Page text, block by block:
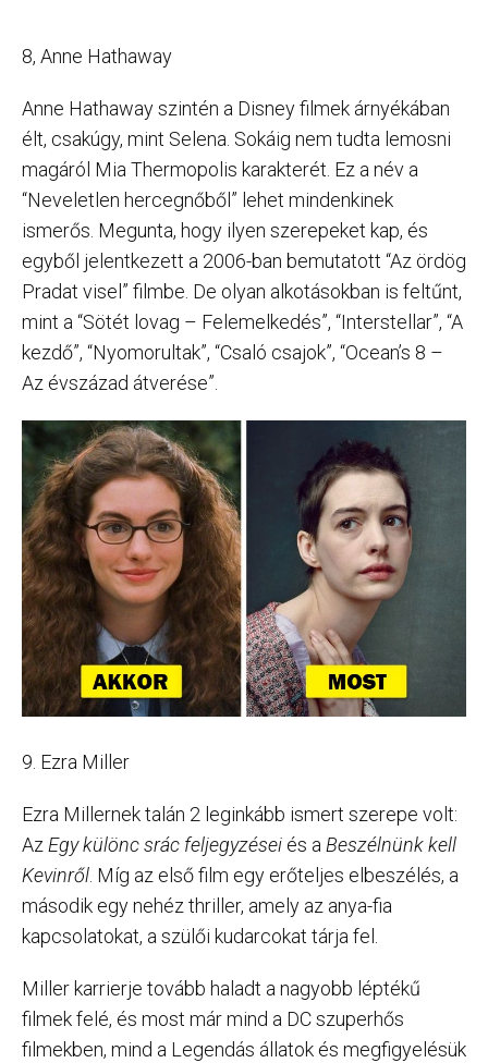
8, Anne Hathaway
Anne Hathaway szintén a Disney filmek árnyékában
élt, csakúgy, mint Selena. Sokáig nem tudta lemosni
magáról Mia Thermopolis karakterét. Ez a név a
“Neveletlen hercegnőből” lehet mindenkinek
ismerős. Megunta, hogy ilyen szerepeket kap, és
egyből jelentkezett a 2006-ban bemutatott “Az ördög
Pradat visel” filmbe. De olyan alkotásokban is feltűnt,
mint a “Sötét lovag – Felemelkedés”, “Interstellar”, “A
kezdő”, “Nyomorultak”, “Csaló csajok”, “Ocean’s 8 –
Az évszázad átverése”.
9. Ezra Miller
Ezra Millernek talán 2 leginkább ismert szerepe volt:
Az Egy különc srác feljegyzései és a Beszélnünk kell
Kevinről . Míg az első film egy erőteljes elbeszélés, a
második egy nehéz thriller, amely az anya-fia
kapcsolatokat, a szülői kudarcokat tárja fel.
Miller karrierje tovább haladt a nagyobb léptékű
filmek felé, és most már mind a DC szuperhős
filmekben, mind a Legendás állatok és megfigyelésük